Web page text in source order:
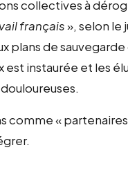
collectives à
français», selon le
plans de
instaurée et les
«